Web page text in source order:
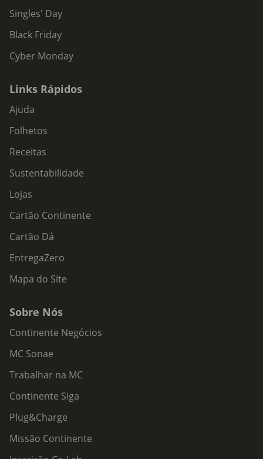
Singles' Day
Black Friday
Cyber Monday
Links Rápidos
Ajuda
Folhetos
Receitas
Sustentabilidade
Lojas
Cartão Continente
Cartão Dá
EntregaZero
Mapa do Site
Sobre Nós
Continente Negócios
MC Sonae
Trabalhar na MC
Continente Siga
Plug&Charge
Missão Continente